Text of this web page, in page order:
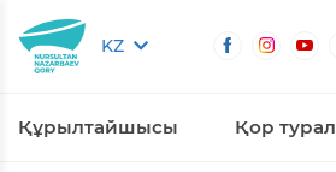
KZ
Құрылтайшысы Қор